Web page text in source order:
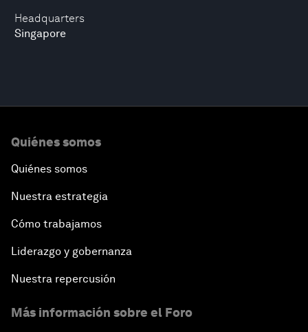
Headquarters
Singapore
Quiénes somos
Quiénes somos
Nuestra estrategia
Cómo trabajamos
Liderazgo y gobernanza
Nuestra repercusión
Más información sobre el Foro